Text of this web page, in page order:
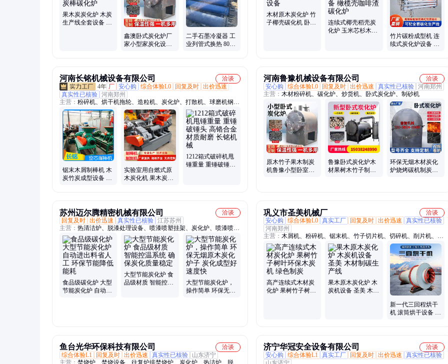
果木炭炭化炉 木炭
生产线全套设备 吊
鑫澳卧式炭化炉厂
家小型家炭化设备
二手石墨冷凝器 工
业列管式换热 80平
木材原木炭化炉 竹
子椰壳碳化机 卧式
连续式椰壳稻壳炭
化炉 玉米芯杉木碳
竹片碳粉成型机 连
续式炭化炉设备 猪
河南长铭机械设备有限公司
洽谈
4年 厂 安心购 综合体验L0 回复及时 出价迅速
真实性已核验 河南郑州
主营： 粉碎机、烘干机拖轮、造粒机、炭化炉、打散机、球磨机钢
锻、烘干机托辊、粉土机、制砂机衬板、废水回收机、球磨机钢球、
挤压制粒机、粉碎机筛板、污水处理设备、煤棒机、制棒机、粉碎机
锤头、破碎机锤头、破碎机衬板、球磨机衬板、高锰钢锤头、耐磨锤
头、高铬合金锤头、破碎机筛板、制砂机锤头
锯末木屑制棒机 木
炭竹炭成型设备 制
实验室用自燃式原
木炭化机 果木炭烧
1212箱式破碎机甩
锤重量 重锤破锤头
河南鲁豫机械设备有限公司
洽谈
安心购
综合体验L0 回复及时 出价迅速 真实性已核验 河南郑州
主营： 木材粉碎机、碳化炉、炒货机、卧式炭化炉、制砂机
原木竹子果木制炭
机鲁豫小型卧室炭
鲁豫卧式炭化炉木
材果树木竹子制碳
环保无烟木材炭化
炉烧烤碳机制炭多
苏州迈尔腾精密机械有限公司
洽谈
回复及时 出价迅速 真实性已核验 江苏苏州
主营： 热清洁炉、脱漆处理设备、喷漆喷塑挂架、炭化炉、喷漆喷塑
挂具
食品级碳化炉 大型
节能炭化炉 自动进
大型节能炭化炉 食
品级材质 智能控温
大型节能炭化炉，
操作简单 环保无烟
巩义市圣美机械厂
洽谈
安心购
综合体验L0 真实工厂 回复及时 出价迅速
真实性已核验
河南郑州
主营： 木屑机、粉碎机、锯末机、竹子切片机、切碎机、削片机、碎
木机、撕碎机、破碎机、碎枝机、切片机、综合破碎机、木材粉碎
机、模板破碎机、树枝粉碎机、木头粉碎机、颗粒机、锯末粉碎机、
生物质粉碎机、多功能破碎机、多功能粉碎机、树皮粉碎机、原木切
片机、纸箱破碎机、纸管粉碎机
高产连续式木材炭
化炉 果树竹子树叶
果木原木炭化炉 木
炭机设备 圣美 木材
新一代三回程烘干
机 滚筒烘干设备 矿
鱼台光华环保科技有限公司
洽谈
综合体验L1
回复及时 出价迅速 真实性已核验
山东济宁
主营： 焚烧炉、焚烧设备、往复炉排焚烧炉、炭化炉、热洁炉、脱漆
济宁华冠安全设备有限公司
洽谈
安心购
综合体验L1 真实工厂 回复及时 出价迅速
真实性已核验